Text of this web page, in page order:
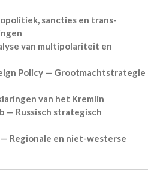
sancties en trans-
van multipolariteit en
Policy — Grootmachtstrategie
van het Kremlin
— Russisch strategisch
Regionale en niet-westerse